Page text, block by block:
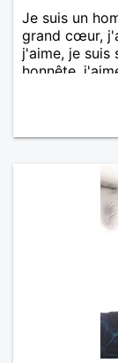
Je suis un
grand cœur,
j'aime, je suis
honnête,
pas les
amoureuse